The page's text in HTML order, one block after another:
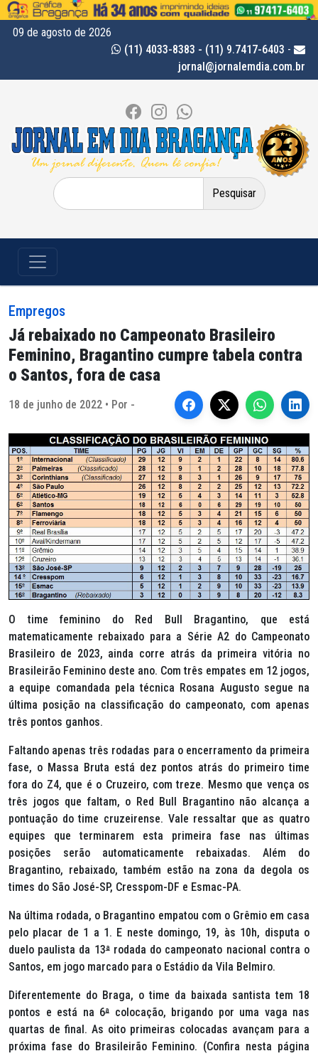
09 de agosto de 2026
(11) 4033-8383 - (11) 9.7417-6403 -
jornal@jornalemdia.com.br
Pesquisar
por:
Empregos
Já rebaixado no Campeonato Brasileiro
Feminino, Bragantino cumpre tabela contra
o Santos, fora de casa
18 de junho de 2022 • Por -
O time feminino do Red Bull Bragantino, que está
matematicamente rebaixado para a Série A2 do Campeonato
Brasileiro de 2023, ainda corre atrás da primeira vitória no
Brasileirão Feminino deste ano. Com três empates em 12 jogos,
a equipe comandada pela técnica Rosana Augusto segue na
última posição na classificação do campeonato, com apenas
três pontos ganhos.
Faltando apenas três rodadas para o encerramento da primeira
fase, o Massa Bruta está dez pontos atrás do primeiro time
fora do Z4, que é o Cruzeiro, com treze. Mesmo que vença os
três jogos que faltam, o Red Bull Bragantino não alcança a
pontuação do time cruzeirense. Vale ressaltar que as quatro
equipes que terminarem esta primeira fase nas últimas
posições serão automaticamente rebaixadas. Além do
Bragantino, rebaixado, também estão na zona da degola os
times do São José-SP, Cresspom-DF e Esmac-PA.
Na última rodada, o Bragantino empatou com o Grêmio em casa
pelo placar de 1 a 1. E neste domingo, 19, às 10h, disputa o
duelo paulista da 13ªrodada do campeonato nacional contra o
Santos, em jogo marcado para o Estádio da Vila Belmiro.
Diferentemente do Braga, o time da baixada santista tem 18
pontos e está na 6ª colocação, brigando por uma vaga nas
quartas de final. As oito primeiras colocadas avançam para a
próxima fase do Brasileirão Feminino. (Confira nesta página